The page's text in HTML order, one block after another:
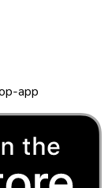
app